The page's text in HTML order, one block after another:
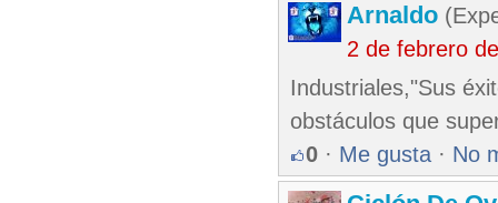
Arnaldo
2 de febrero
Industriales,"Sus
obstáculos que
0 · Me gusta · No